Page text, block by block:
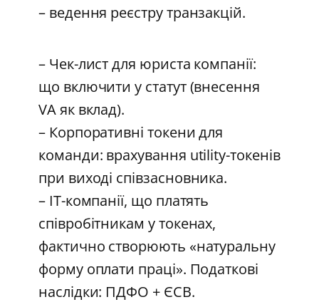
– ведення реєстру транзакцій.
– Чек-лист для юриста компанії:
що включити у статут (внесення
VA як вклад).
– Корпоративні токени для
команди: врахування utility-токенів
при виході співзасновника.
– ІТ-компанії, що платять
співробітникам у токенах,
фактично створюють «натуральну
форму оплати праці». Податкові
наслідки: ПДФО + ЄСВ.